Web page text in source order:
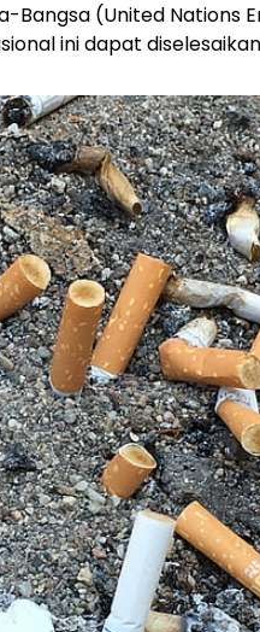
Bangsa (United Nations
ini dapat